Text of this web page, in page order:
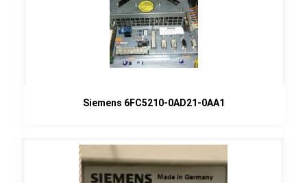
Siemens 6FC5210-0AD21-0AA1